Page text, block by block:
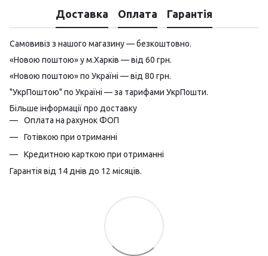
Доставка Оплата Гарантія
Самовивіз з нашого магазину — безкоштовно.
«Новою поштою» у м.Харків — від 60 грн.
«Новою поштою» по Україні — від 80 грн.
"УкрПоштою" по Україні — за тарифами УкрПошти.
Більше інформації про доставку
Оплата на рахунок ФОП
Готівкою при отриманні
Кредитною карткою при отриманні
Гарантія від 14 днів до 12 місяців.